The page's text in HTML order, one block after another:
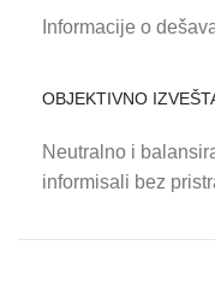
Informacije o
OBJEKTIVNO
Neutralno i
informisali bez